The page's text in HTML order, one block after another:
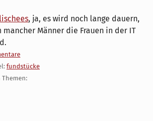
, ja, es wird noch lange dauern,
mancher Männer die Frauen in der IT
fundstücke